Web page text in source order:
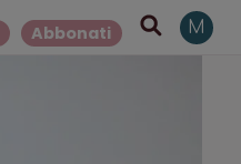
Abbonati M